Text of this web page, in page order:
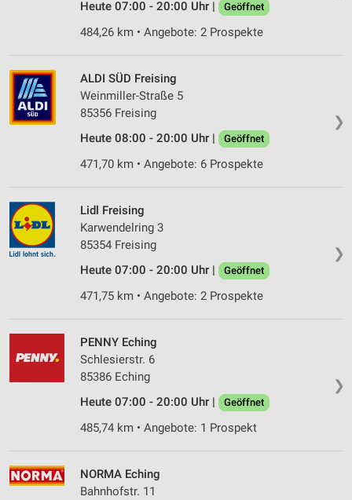
Heute 07:00 - 20:00 Uhr |
Geöffnet
484,26 km • Angebote: 2 Prospekte
❯
ALDI SÜD Freising
Weinmiller-Straße 5
85356 Freising
Heute 08:00 - 20:00 Uhr |
Geöffnet
471,70 km • Angebote: 6 Prospekte
❯
Lidl Freising
Karwendelring 3
85354 Freising
Heute 07:00 - 20:00 Uhr |
Geöffnet
471,75 km • Angebote: 2 Prospekte
❯
PENNY Eching
Schlesierstr. 6
85386 Eching
Heute 07:00 - 20:00 Uhr |
Geöffnet
485,74 km • Angebote: 1 Prospekt
NORMA Eching
Bahnhofstr. 11